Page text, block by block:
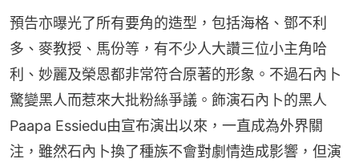
預告亦曝光了所有要角的造型，包括海格、鄧不利
多、麥教授、馬份等，有不少人大讚三位小主角哈
利、妙麗及榮恩都非常符合原著的形象。不過石內卜
驚變黑人而惹來大批粉絲爭議。飾演石內卜的黑人
Paapa Essiedu由宣布演出以來，一直成為外界關
注，雖然石內卜換了種族不會對劇情造成影響，但演